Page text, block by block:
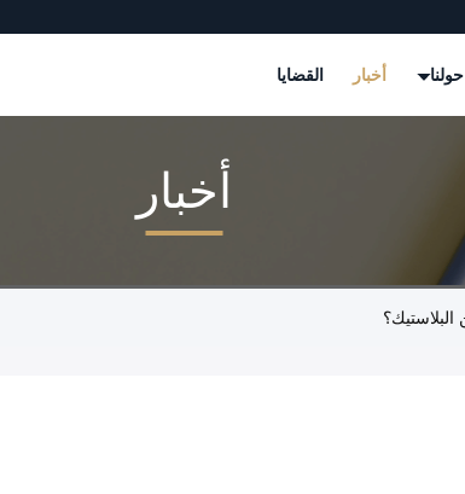
حولنا أخبار القضايا
أخبار